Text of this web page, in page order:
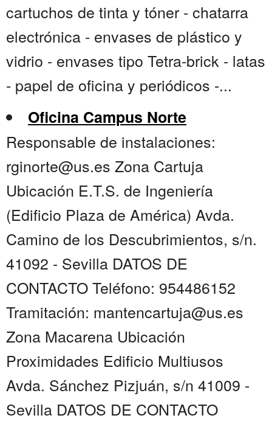
cartuchos de tinta y tóner - chatarra
electrónica - envases de plástico y
vidrio - envases tipo Tetra-brick - latas
- papel de oficina y periódicos -...
Oficina Campus Norte
Responsable de instalaciones:
rginorte@us.es Zona Cartuja
Ubicación E.T.S. de Ingeniería
(Edificio Plaza de América) Avda.
Camino de los Descubrimientos, s/n.
41092 - Sevilla DATOS DE
CONTACTO Teléfono: 954486152
Tramitación: mantencartuja@us.es
Zona Macarena Ubicación
Proximidades Edificio Multiusos
Avda. Sánchez Pizjuán, s/n 41009 -
Sevilla DATOS DE CONTACTO